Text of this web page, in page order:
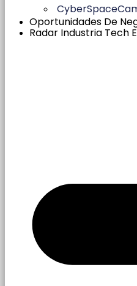
Oportunidades De
Radar Industria Tech